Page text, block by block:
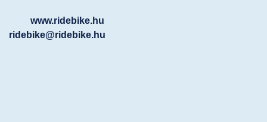
www.ridebike.hu
ridebike@ridebike.hu